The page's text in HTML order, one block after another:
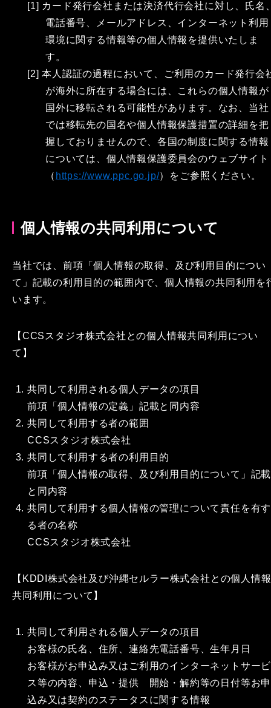
[1] カード発行会社または決済代行会社に対し、氏名
電話番号、メールアドレス、インターネット利用
環境に関する情報等の個人情報を提供いたしま
す。
[2] 本人認証の過程において、ご利用のカード発行会
が海外に所在する場合には、これらの個人情報が
国外に移転される可能性があります。なお、当社
では移転先の国名や個人情報保護措置の詳細を把
握しておりませんので、各国の制度に関する情報
については、個人情報保護委員会のウェブサイト
（ https://www.ppc.go.jp/）をご参照ください。
個人情報の共同利用について
当社では、前項「個人情報の取得、及び利用目的につい
て」記載の利用目的の範囲内で、個人情報の共同利用を
います。
【CCSスタジオ株式会社との個人情報共同利用につい
て】
共同して利用される個人データの項目
前項「個人情報の定義」記載と同内容
共同して利用する者の範囲
CCSスタジオ株式会社
共同して利用する者の利用目的
前項「個人情報の取得、及び利用目的について」記載
と同内容
共同して利用する個人情報の管理について責任を有す
る者の名称
CCSスタジオ株式会社
【KDDI株式会社及び沖縄セルラー株式会社との個人情報
共同利用について】
共同して利用される個人データの項目
お客様の氏名、住所、連絡先電話番号、生年月日
お客様がお申込み又はご利用のインターネットサービ
ス等の内容、申込・提供 開始・解約等の日付等お申
込み又は契約のステータスに関する情報